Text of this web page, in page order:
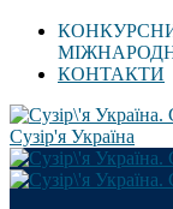
КОНТАКТИ
Сузір'я Україна